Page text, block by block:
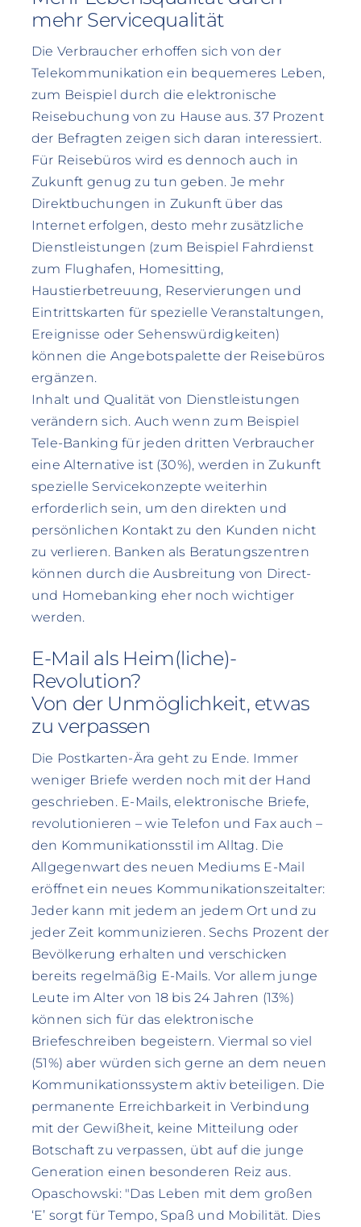
mehr Servicequalität
Die Verbraucher erhoffen sich von der
Telekommunikation ein bequemeres Leben,
zum Beispiel durch die elektronische
Reisebuchung von zu Hause aus. 37 Prozent
der Befragten zeigen sich daran interessiert.
Für Reisebüros wird es dennoch auch in
Zukunft genug zu tun geben. Je mehr
Direktbuchungen in Zukunft über das
Internet erfolgen, desto mehr zusätzliche
Dienstleistungen (zum Beispiel Fahrdienst
zum Flughafen, Homesitting,
Haustierbetreuung, Reservierungen und
Eintrittskarten für spezielle Veranstaltungen,
Ereignisse oder Sehenswürdigkeiten)
können die Angebotspalette der Reisebüros
ergänzen.
Inhalt und Qualität von Dienstleistungen
verändern sich. Auch wenn zum Beispiel
Tele-Banking für jeden dritten Verbraucher
eine Alternative ist (30%), werden in Zukunft
spezielle Servicekonzepte weiterhin
erforderlich sein, um den direkten und
persönlichen Kontakt zu den Kunden nicht
zu verlieren. Banken als Beratungszentren
können durch die Ausbreitung von Direct-
und Homebanking eher noch wichtiger
werden.
E-Mail als Heim(liche)-
Revolution?
Von der Unmöglichkeit, etwas
zu verpassen
Die Postkarten-Ära geht zu Ende. Immer
weniger Briefe werden noch mit der Hand
geschrieben. E-Mails, elektronische Briefe,
revolutionieren – wie Telefon und Fax auch –
den Kommunikationsstil im Alltag. Die
Allgegenwart des neuen Mediums E-Mail
eröffnet ein neues Kommunikationszeitalter:
Jeder kann mit jedem an jedem Ort und zu
jeder Zeit kommunizieren. Sechs Prozent der
Bevölkerung erhalten und verschicken
bereits regelmäßig E-Mails. Vor allem junge
Leute im Alter von 18 bis 24 Jahren (13%)
können sich für das elektronische
Briefeschreiben begeistern. Viermal so viel
(51%) aber würden sich gerne an dem neuen
Kommunikationssystem aktiv beteiligen. Die
permanente Erreichbarkeit in Verbindung
mit der Gewißheit, keine Mitteilung oder
Botschaft zu verpassen, übt auf die junge
Generation einen besonderen Reiz aus.
Opaschowski: "Das Leben mit dem großen
‘E’ sorgt für Tempo, Spaß und Mobilität. Dies